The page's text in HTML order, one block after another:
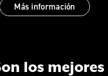
Más información
los mejores